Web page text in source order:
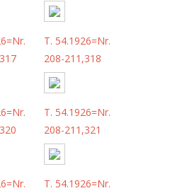
T. 54.1926=Nr.
208-211,318
T. 54.1926=Nr.
208-211,321
T. 54.1926=Nr.